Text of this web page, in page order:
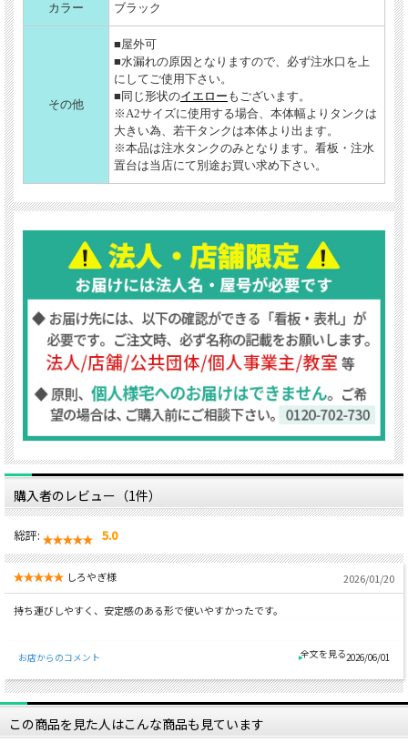
カラー ブラック
その他
■屋外可
■水漏れの原因となりますので、必ず注水口を上
にしてご使用下さい。
■同じ形状のイエロー もございます。
※A2サイズに使用する場合、本体幅よりタンクは
大きい為、若干タンクは本体より出ます。
※本品は注水タンクのみとなります。看板・注水
置台は当店にて別途お買い求め下さい。
購入者のレビュー（1件）
総評: 5.0
しろやぎ様 2026/01/20
持ち運びしやすく、安定感のある形で使いやすかったです。
お店からのコメント 2026/06/01
この商品を見た人はこんな商品も見ています